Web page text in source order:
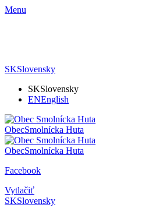
Menu
SKSlovensky
SKSlovensky
ENEnglish
ObecSmolnícka Huta
ObecSmolnícka Huta
Facebook
Vytlačiť
SKSlovensky